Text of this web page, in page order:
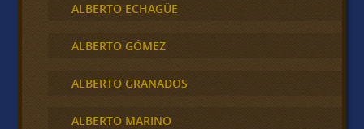
ALBERTO ECHAGÜE
ALBERTO GÓMEZ
ALBERTO GRANADOS
ALBERTO MARINO